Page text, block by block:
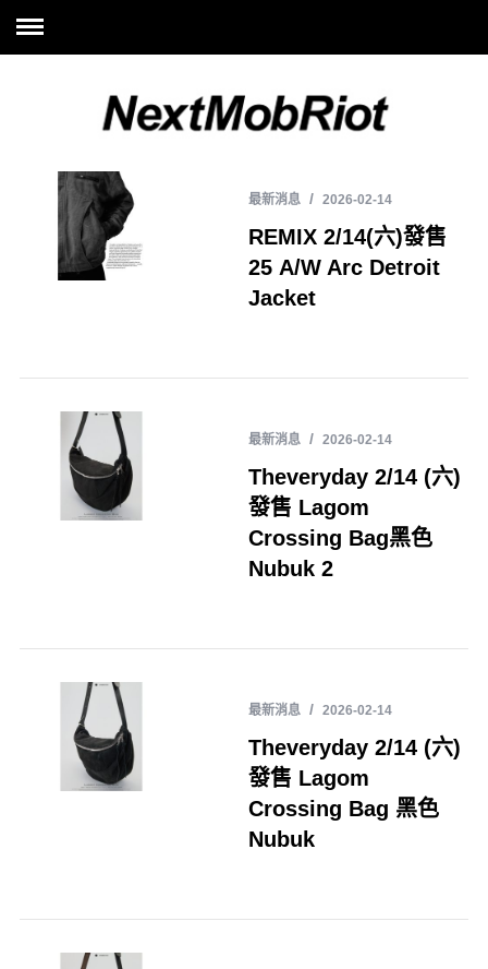
最新消息 2026-02-14
REMIX 2/14(六)發售
25 A/W Arc Detroit
Jacket
最新消息 2026-02-14
Theveryday 2/14 (六)
發售 Lagom
Crossing Bag黑色
Nubuk 2
最新消息 2026-02-14
Theveryday 2/14 (六)
發售 Lagom
Crossing Bag 黑色
Nubuk